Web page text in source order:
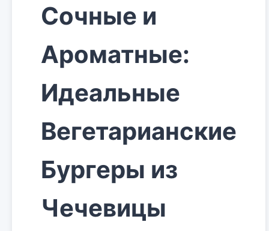
Сочные и
Ароматные:
Идеальные
Вегетарианские
Бургеры из
Чечевицы